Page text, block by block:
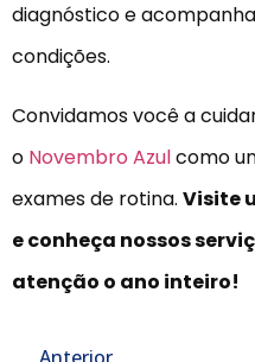
diagnóstico e
condições.
Convidamos você a
o Novembro Azulcomo
exames de rotina. Visite
e conheça nossos
atenção o ano inteiro!